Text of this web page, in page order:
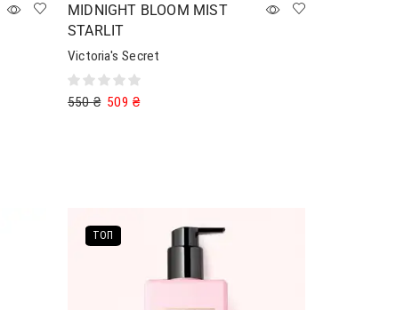
MIDNIGHT BLOOM MIST
STARLIT
Victoria's Secret
550₴ 509₴
ТОП